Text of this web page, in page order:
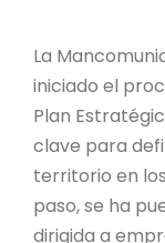
La
iniciado el
Plan
clave para
territorio en
paso, se ha
dirigida a